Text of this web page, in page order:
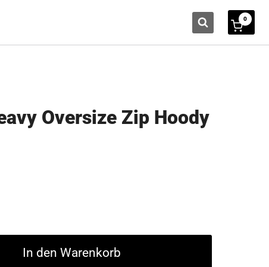
0
Oversize Zip Hoody
In den Warenkorb